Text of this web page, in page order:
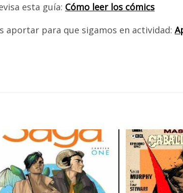
esta guía: Cómo leer los cómics
aportar para que sigamos en actividad: